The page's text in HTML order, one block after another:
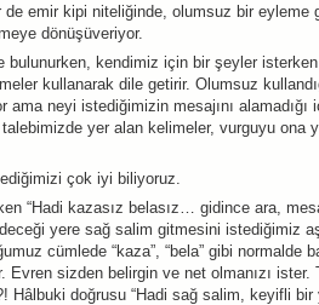
de emir kipi niteliğinde, olumsuz bir eyleme
dönüşüveriyor.
kendimiz için bir şeyler
kullanarak dile getirir. Olumsuz
ama neyi istediğimizin mesajını alamadığı
yer alan kelimeler, vurguyu ona
çok iyi biliyoruz.
“Hadi kazasız belasız… gidince ara,
yere sağ salim gitmesini istediğimiz
cümlede “kaza”, “bela” gibi normalde
sizden belirgin ve net olmanızı ister.
Hâlbuki doğrusu “Hadi sağ salim, keyifli